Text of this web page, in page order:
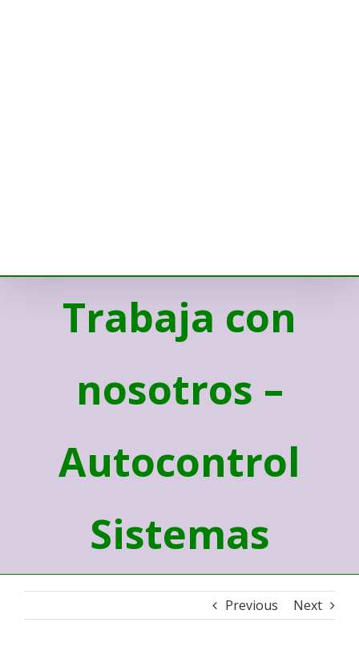
Trabaja con
nosotros –
Autocontrol
Sistemas
Previous Next